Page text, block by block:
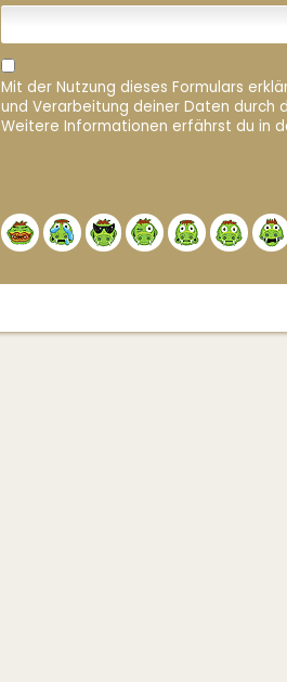
Mit der Nutzung dieses Formulars
und Verarbeitung deiner Daten durch
Weitere Informationen erfährst du in